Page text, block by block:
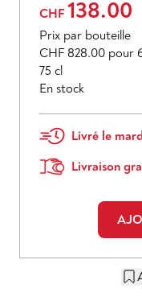
CHF 138.00
Prix par bouteille
CHF 828.00 pour
75 cl
En stock
Livré le
Livraison